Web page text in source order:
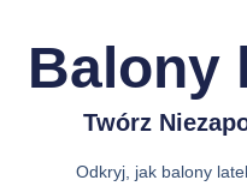
Balony
Twórz
Odkryj, jak balony